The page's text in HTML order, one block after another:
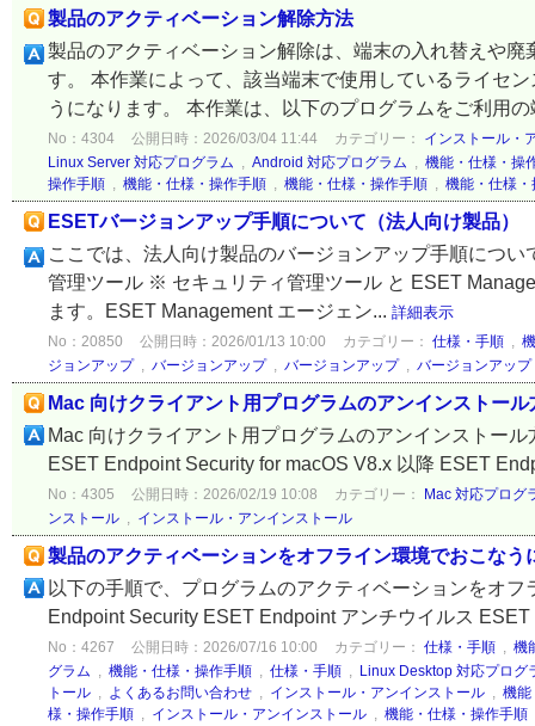
製品のアクティベーション解除方法
製品のアクティベーション解除は、端末の入れ替えや
す。 本作業によって、該当端末で使用しているライセ
うになります。 本作業は、以下のプログラムをご利用
No：4304 公開日時：2026/03/04 11:44 カテゴリー： インストール・
Linux Server 対応プログラム , Android 対応プログラム , 機能・仕様・操
操作手順 , 機能・仕様・操作手順 , 機能・仕様・操作手順 , 機能・仕様・
ESETバージョンアップ手順について（法人向け製品）
ここでは、法人向け製品のバージョンアップ手順につ
管理ツール ※ セキュリティ管理ツール と ESET
ます。ESET Management エージェン... 詳細表示
No：20850 公開日時：2026/01/13 10:00 カテゴリー： 仕様・手順 ,
ジョンアップ, バージョンアップ, バージョンアップ, バージョンアップ
Mac 向けクライアント用プログラムのアンインストール
Mac 向けクライアント用プログラムのアンインストー
ESET Endpoint Security for macOS V8.x 以降 ESET
No：4305 公開日時：2026/02/19 10:08 カテゴリー：
Mac 対応プログ
ンストール , インストール・アンインストール
製品のアクティベーションをオフライン環境でおこなう
以下の手順で、プログラムのアクティベーションをオ
Endpoint Security ESET Endpoint アンチウイルス
No：4267 公開日時：2026/07/16 10:00 カテゴリー： 仕様・手順 , 機
グラム , 機能・仕様・操作手順 , 仕様・手順 , Linux Desktop 対応プログ
トール , よくあるお問い合わせ , インストール・アンインストール , 機能
様・操作手順 , インストール・アンインストール , 機能・仕様・操作手順